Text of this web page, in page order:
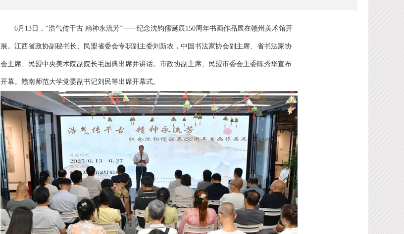
6月13日，“浩气传千古 精神永流芳”——纪念沈钧儒诞辰150周年书画作品展在赣州美术馆开
展。江西省政协副秘书长、民盟省委会专职副主委刘新农，中国书法家协会副主席、省书法家协
会主席、民盟中央美术院副院长毛国典出席并讲话。市政协副主席、民盟市委会主委陈秀华宣布
开幕。赣南师范大学党委副书记刘民等出席开幕式。